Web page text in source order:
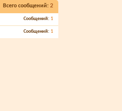
Всего сообщений 2
Сообщений 1
Сообщений 1